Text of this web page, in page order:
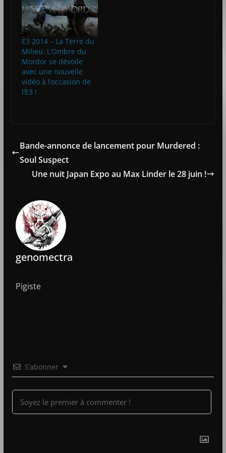
E3 2014 – La Terre du
Milieu: L’Ombre du
Mordor se dévoile
avec une nouvelle
vidéo à l’occasion de
l’E3 !
Bande-annonce de lancement pour Murdered :
Soul Suspect
Une nuit Japan Expo au Max Linder le 28 juin !
genomectra
Pigiste
S’abonner